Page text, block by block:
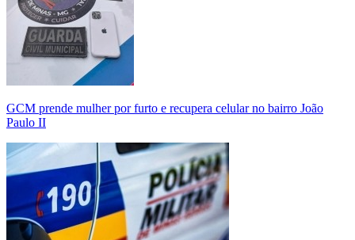
GCM prende mulher por furto e recupera celular no bairro João
Paulo II